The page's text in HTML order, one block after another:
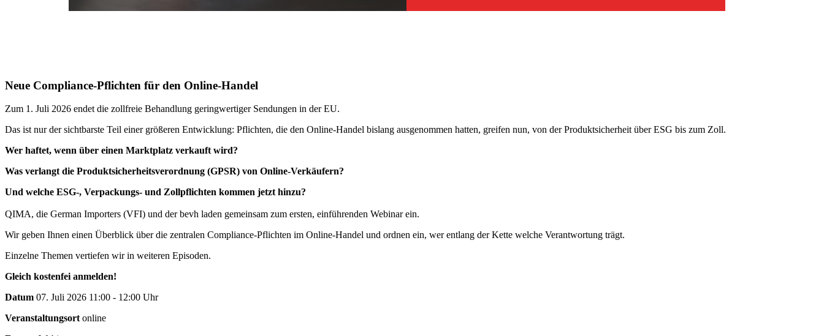
Neue Compliance-Pflichten für den Online-Handel
Zum 1. Juli 2026 endet die zollfreie Behandlung geringwertiger Sendungen in der EU.
Das ist nur der sichtbarste Teil einer größeren Entwicklung: Pflichten, die den Online-Handel bislang ausgenommen hatten, greifen nun, von der Produktsicherheit über ESG bis zum Zoll.
Wer haftet, wenn über einen Marktplatz verkauft wird?
Was verlangt die Produktsicherheitsverordnung (GPSR) von Online-Verkäufern?
Und welche ESG-, Verpackungs- und Zollpflichten kommen jetzt hinzu?
QIMA, die German Importers (VFI) und der bevh laden gemeinsam zum ersten, einführenden Webinar ein.
Wir geben Ihnen einen Überblick über die zentralen Compliance-Pflichten im Online-Handel und ordnen ein, wer entlang der Kette welche Verantwortung trägt.
Einzelne Themen vertiefen wir in weiteren Episoden.
Gleich kostenfei anmelden!
Datum 07. Juli 2026 11:00 - 12:00 Uhr
Veranstaltungsort online